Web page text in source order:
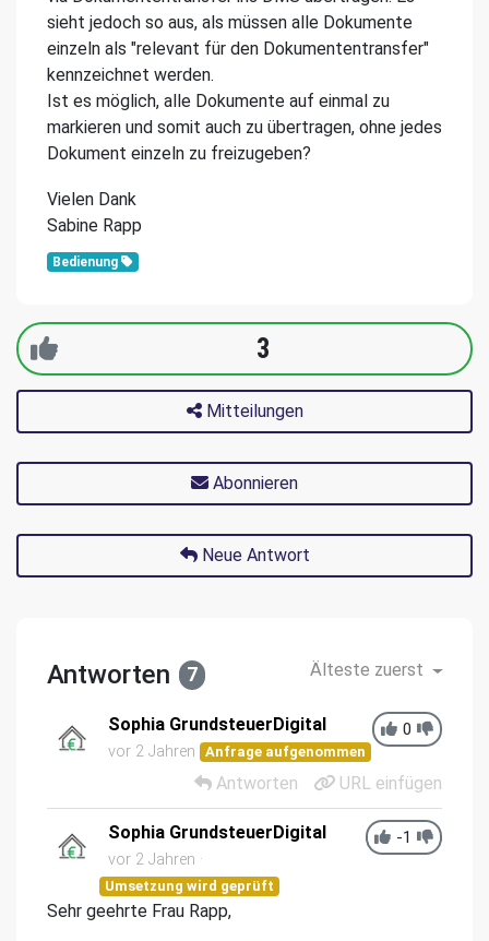
sieht jedoch so aus, als müssen alle Dokumente
einzeln als "relevant für den Dokumententransfer"
kennzeichnet werden.
Ist es möglich, alle Dokumente auf einmal zu
markieren und somit auch zu übertragen, ohne jedes
Dokument einzeln zu freizugeben?
Vielen Dank
Sabine Rapp
Bedienung
3
Mitteilungen
Abonnieren
Neue Antwort
Antworten 7 Älteste zuerst
0
Sophia GrundsteuerDigital
vor 2 Jahren Anfrage aufgenommen
Antworten URL einfügen
-1
Sophia GrundsteuerDigital
vor 2 Jahren
Umsetzung wird geprüft
Sehr geehrte Frau Rapp,